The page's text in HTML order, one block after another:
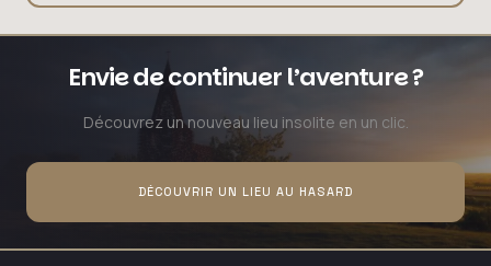
Envie de continuer l’aventure ?
Découvrez un nouveau lieu insolite en un clic.
DÉCOUVRIR UN LIEU AU HASARD